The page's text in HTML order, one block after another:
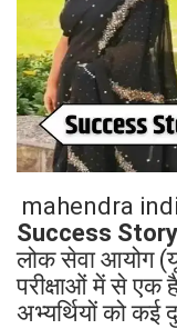
mahendra
Success
लोक सेवा आयोग
परीक्षाओं में से एक
अभ्यर्थियों को कई